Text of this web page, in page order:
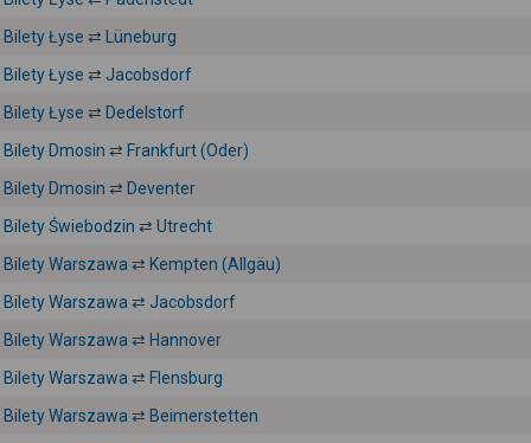
Bilety Łyse ⇄ Lüneburg
Bilety Łyse ⇄ Jacobsdorf
Bilety Łyse ⇄ Dedelstorf
Bilety Dmosin ⇄ Frankfurt (Oder)
Bilety Dmosin ⇄ Deventer
Bilety Świebodzin ⇄ Utrecht
Bilety Warszawa ⇄ Kempten (Allgäu)
Bilety Warszawa ⇄ Jacobsdorf
Bilety Warszawa ⇄ Hannover
Bilety Warszawa ⇄ Flensburg
Bilety Warszawa ⇄ Beimerstetten